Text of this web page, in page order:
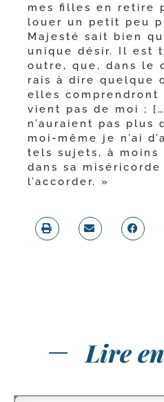
mes filles en retire
louer un petit peu
Majesté sait bien
unique désir. Il est
outre, que, dans le
rais à dire quelque
elles com­pren­dront
vient pas de moi ;
n’au­raient pas plus
moi-​même je n’ai
tels sujets, à moins
dans sa
l’accorder. »
Lire